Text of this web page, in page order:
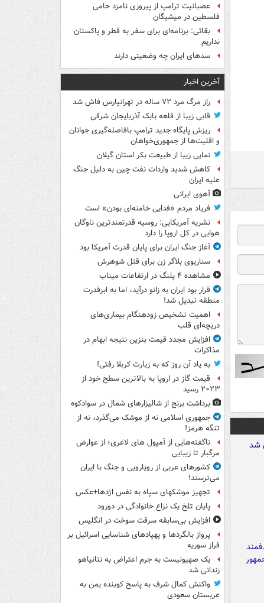
عصبانیت ترامپ از پیروزی نامزد حامی
فلسطین در میشیگان
بقائی: برنامه‌ای برای سفر به قطر و پاکستان
نداریم
سدهای ایران چه وضعیتی دارند
آخرین اخبار
راز مرگ مرد ۷۲ ساله در تهرانپارس فاش شد
قابی زیبا از قلعه بابک آذربایجان شرقی
ریزش پایگاه جدید ترامپ بافاصله‌گیری جوانان
و اقلیت‌ها از جمهوری‌خواهان
نمایی زیبا از طبیعت بکر استان گیلان
کاهش شدید واردات نفت چین به دلیل جنگ
علیه ایران
آهوی ایرانی
فریاد مردم «فدایی خامنه‌ای بودن» است
نشریه آمریکایی: روسیه قدرتمندترین ناوگان
هوایی در کل اروپا را دارد
آغاز جنگ ایران برای پایان قدرت آمریکا بود
سناریوی بلاگر زن برای قتل شوهرش
مشاهده ۴ پلنگ در ارتفاعات میناب
قرار بود ایران به زانو درآید، اما به ابرقدرت
منطقه تبدیل شد!
اهمیت تشخیص زودهنگام بیماری‌های
دریچه‌ای قلب
افزایش مجدد قیمت بنزین نتیجه ابهام در
مذاکرات
به یاد آن روز که به زیارت کربلا رفتی!
قیمت گاز در اروپا به بالاترین سطح خود از
۲۰۲۳ رسید
برداشت برنج از شالیزارهای شمال در سوادکوه
جمهوری اسلامی نه از موشک می‌گذرد، نه از
تنگه هرمز!
ناگفته‌هایی از آمپول های لاغری؛ از عوارض
مرگبار تا زیبایی
کشورهای عربی از رویارویی و جنگ با ایران
می‌ترسند!
تجهیز موشکهای سپاه به نفس اژدها+عکس
پایان تلخ یک نزاع خانوادگی در دورود
افزایش بی‌سابقه سرقت سوخت در انگلیس
پرواز بالگردها و پهپادهای شناسایی اسرائیل بر
فراز سوریه
یک صهیونیست به جرم اعتراض به نتانیاهو
زندانی شد
واکنش کمال شرف به پاسخ کوبنده یمن به
عربستان سعودی